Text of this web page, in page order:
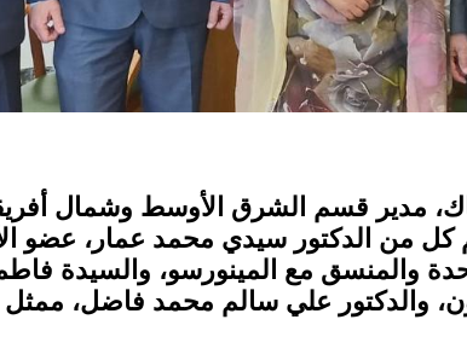
مدير قسم الشرق الأوسط وشمال
من الدكتور سيدي محمد عمار، عضو
والمنسق مع المينورسو، والسيدة
والدكتور علي سالم محمد فاضل، ممثل